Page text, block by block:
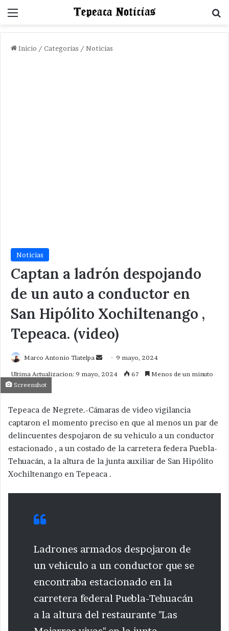
Menu
Inicio / Categorias / Noticias
Noticias
Captan a ladrón despojando
de un auto a conductor en
San Hipólito Xochiltenango ,
Tepeaca. (video)
Marco Antonio Tlatelpa
Send9 mayo, 2024
Ultima Actualizacion: 9 mayo, 2024 67 Menos de un minuto
Screenshot
Tepeaca de Negrete.-Cámaras de video vigilancia
captaron el momento preciso en que al menos un par de
delincuentes despojaron de su vehiculo a un conductor
estacionado , a un costado de la carretera federa Puebla-
Tehuacán, a la altura de la junta auxiliar de San Hipólito
Xochiltenango en Tepeaca .
Ladrones armados despojaron de
un vehiculo a un conductor que se
encontraba estacionado en la
carretera federal Puebla-Tehuacán
a la altura del restaurante "Las